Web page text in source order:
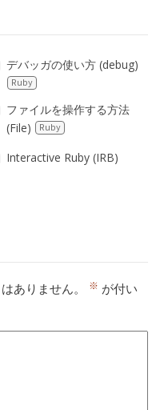
デバッガの使い方 (debug)
Ruby
ファイルを操作する方法
(File)
Ruby
Interactive Ruby (IRB)
ありません。 ※ が付い